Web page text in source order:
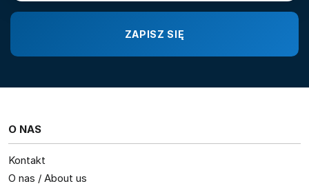
O NAS
Kontakt
O nas / About us